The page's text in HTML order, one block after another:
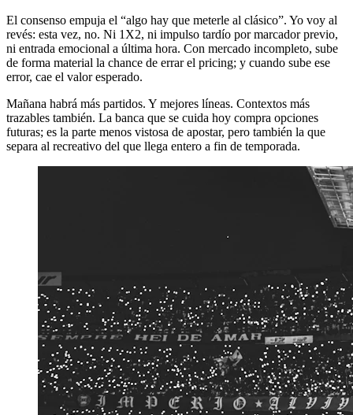
El consenso empuja el “algo hay que meterle al clásico”. Yo voy al
revés: esta vez, no. Ni 1X2, ni impulso tardío por marcador previo,
ni entrada emocional a última hora. Con mercado incompleto, sube
de forma material la chance de errar el pricing; y cuando sube ese
error, cae el valor esperado.
Mañana habrá más partidos. Y mejores líneas. Contextos más
trazables también. La banca que se cuida hoy compra opciones
futuras; es la parte menos vistosa de apostar, pero también la que
separa al recreativo del que llega entero a fin de temporada.